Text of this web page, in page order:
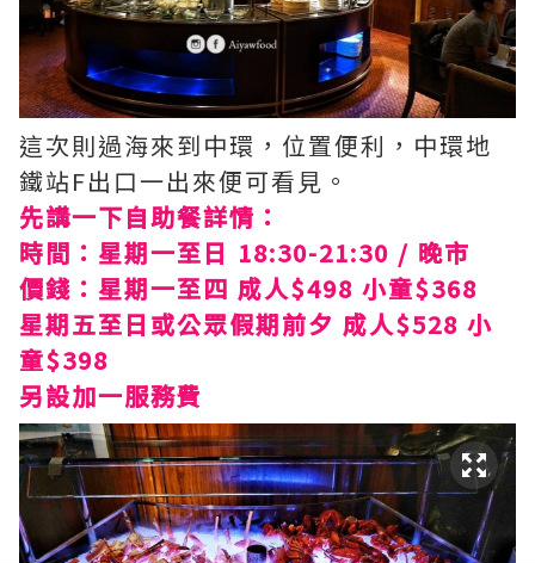
這次則過海來到中環，位置便利，中環地
鐵站F出口一出來便可看見。
先講一下自助餐詳情：
時間：星期一至日 18:30-21:30 / 晚市
價錢：星期一至四 成人$498 小童$368
星期五至日或公眾假期前夕 成人$528 小
童$398
另設加一服務費